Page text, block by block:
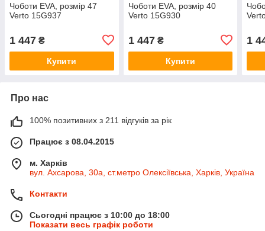
Чоботи EVA, розмір 47
Verto 15G937
1 447 ₴
Купити
Чоботи EVA, розмір 40
Verto 15G930
1 447₴
Купити
1
Про нас
100% позитивних з 211 відгуків за рік
Працює з 08.04.2015
м. Харків
вул. Ахсарова, 30а, ст.метро Олексіївська, Харків, Україна
Контакти
Сьогодні працює з 10:00 до 18:00
Показати весь графік роботи